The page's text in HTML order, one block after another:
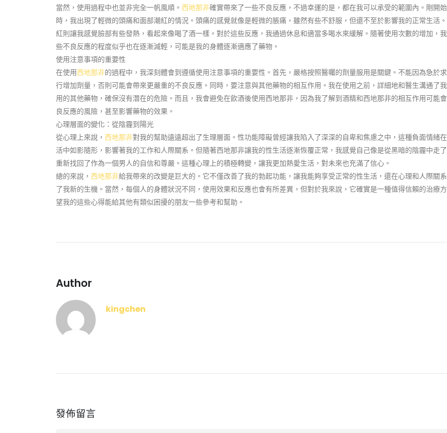
當然，使用過程中也並非完全一帆風順。 西地那非確實帶來了一些不良反應，不過幸運的是，都在我可以承受的範圍內。剛開
時，我出現了輕微的頭痛和面部潮紅的情況。頭痛的感覺就像是輕微的脹痛，雖然有些不舒服，但還不至於影響我的正常生活
紅則讓我感覺臉部有些發熱，看起來像喝了酒一樣。對於這些反應，我通過休息和適當多喝水來緩解。隨著使用次數的增加，
些不良反應的程度似乎也在逐漸減輕，可能是我的身體逐漸適應了藥物。
使用注意事項的重要性
在使用西地那非的過程中，我深刻體會到遵循使用注意事項的重要性。首先，嚴格按照醫囑的劑量服用是關鍵。不能因為急於
行增加劑量，否則可能會帶來更嚴重的不良反應。同時，要注意與其他藥物的相互作用。我在使用之前，詳細地和醫生溝通了
用的其他藥物，確保沒有潛在的危險。而且，我會避免在飲酒後使用西地那非，因為我了解到酒精和西地那非的相互作用可能
良反應的風險，甚至影響藥物的效果。
心理層面的變化：從陰霾到陽光
從心理上來說， 西地那非對我的幫助遠遠超出了生理層面。性功能障礙曾經讓我陷入了深深的自卑和焦慮之中，這種負面情緒
活中如影隨形，影響著我的工作和人際關系。但隨著西地那非讓我的性生活逐漸恢覆正常，我感覺自己像是從黑暗的陰霾中走了
重新找回了作為一個男人的自信和尊嚴。這種心理上的積極轉變，讓我更加熱愛生活，對未來也充滿了信心。
總的來說， 西地那非給我帶來的改變是巨大的。它不僅改善了我的勃起功能，讓我能夠享受正常的性生活，還在心理和人際關
了我新的生機。當然，每個人的身體狀況不同，使用效果和反應也會有所差異，但對於我來說，它確實是一種值得信賴的治療
望我的這些心得能給其他有類似困擾的朋友一些參考和幫助。
Author
kingchen
發佈留言